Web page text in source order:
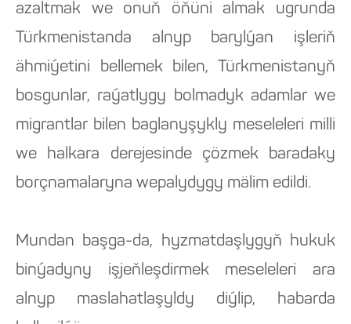
azaltmak we onuň öňüni almak ugrunda
Türkmenistanda alnyp barylýan işleriň
ähmiýetini bellemek bilen, Türkmenistanyň
bosgunlar, raýatlygy bolmadyk adamlar we
migrantlar bilen baglanyşykly meseleleri milli
we halkara derejesinde çözmek baradaky
borçnamalaryna wepalydygy mälim edildi.
Mundan başga-da, hyzmatdaşlygyň hukuk
binýadyny işjeňleşdirmek meseleleri ara
alnyp maslahatlaşyldy diýlip, habarda